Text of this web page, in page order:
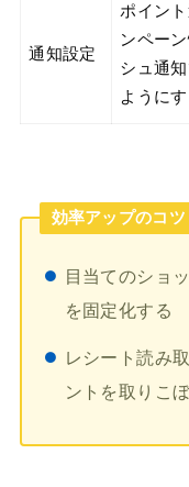
通知設定
ポイン
ンペー
シュ通
ようにす
効率アップのコツ
目当てのショ
を固定化する
レシート読み
ントを取りこ